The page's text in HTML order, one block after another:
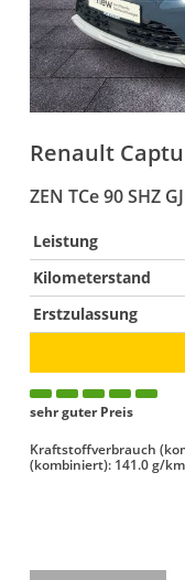
Renault
ZEN TCe 90 SHZ
Leistung
Kilometerstand
Erstzulassung
sehr guter Preis
Kraftstoffverbrauch
(kombiniert): 141.0 g/km